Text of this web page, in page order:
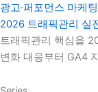
광고·퍼포먼스 마케팅
2026 트래픽관리 실
트래픽관리 핵심을
변화 대응부터 GA4